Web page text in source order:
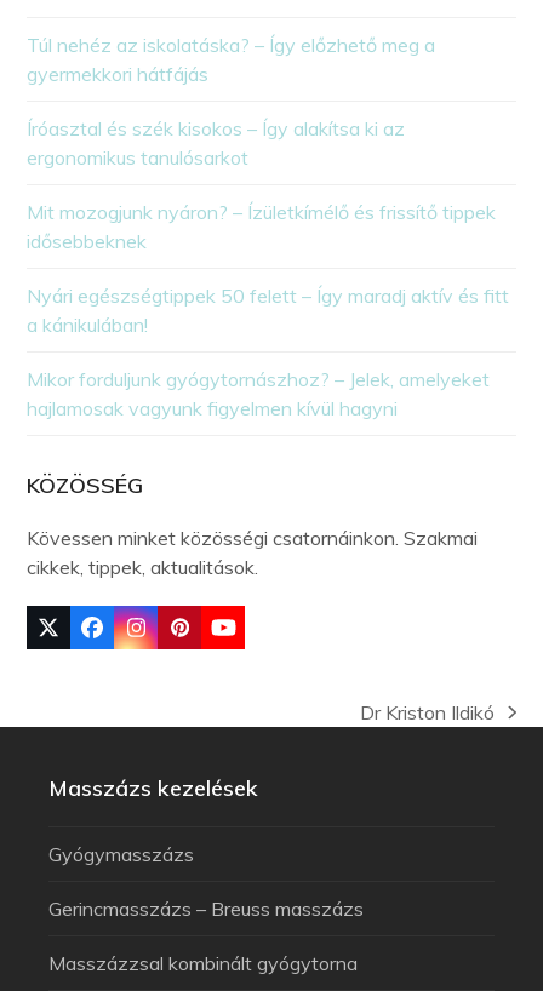
Túl nehéz az iskolatáska? – Így előzhető meg a
gyermekkori hátfájás
Íróasztal és szék kisokos – Így alakítsa ki az
ergonomikus tanulósarkot
Mit mozogjunk nyáron? – Ízületkímélő és frissítő tippek
idősebbeknek
Nyári egészségtippek 50 felett – Így maradj aktív és fitt
a kánikulában!
Mikor forduljunk gyógytornászhoz? – Jelek, amelyeket
hajlamosak vagyunk figyelmen kívül hagyni
KÖZÖSSÉG
Kövessen minket közösségi csatornáinkon. Szakmai
cikkek, tippek, aktualitások.
Dr Kriston Ildikó
Masszázs kezelések
Gyógymasszázs
Gerincmasszázs – Breuss masszázs
Masszázzsal kombinált gyógytorna